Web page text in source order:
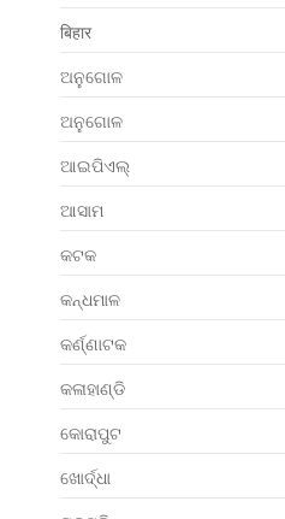
बिहार
ଅନୁଗୋଳ
ଅନୁଗୋଳ
ଆଇପିଏଲ୍
ଆସାମ
କଟକ
କନ୍ଧମାଳ
କର୍ଣ୍ଣାଟକ
କଳାହାଣ୍ଡି
କୋରାପୁଟ
ଖୋର୍ଦ୍ଧା